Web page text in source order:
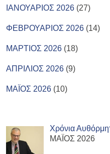
ΙΑΝΟΥΑΡΙΟΣ 2026 (27)
ΦΕΒΡΟΥΑΡΙΟΣ 2026 (14)
ΜΑΡΤΙΟΣ 2026 (18)
ΑΠΡΙΛΙΟΣ 2026 (9)
ΜΑΪΟΣ 2026 (10)
Χρόνια
ΜΑΪΟΣ 2026